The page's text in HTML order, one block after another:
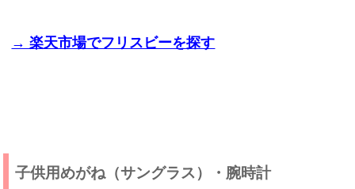
→ 楽天市場でフリスビーを探す
子供用めがね（サングラス）・腕時計